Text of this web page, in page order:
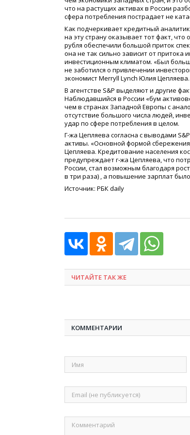
что на растущих активах в России
сфера потребления пострадает не
Как подчеркивает кредитный
на эту страну оказывает тот факт,
рубля обеспечили большой приток
она не так сильно зависит от притока
инвестиционным климатом. «Был
не заботился о привлечении
экономист Merryll Lynch Юлия
В агентстве S&P выделяют и другие
Наблюдавшийся в России «бум
чем в странах Западной Европы с
отсутствие большого числа людей,
удар по сфере потребления в целом.
Г-жа Цепляева согласна с выводами
активы. «Основной формой
Цепляева. Кредитование населения
предупреждает г-жа Цепляева, что
России, стал возможным благодаря
в три раза) , а повышение зарплат
Источник: РБК daily
ЧИТАЙТЕ ТАК ЖЕ
КОММЕНТАРИИ